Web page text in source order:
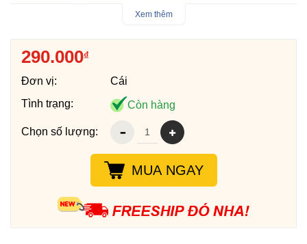
dạng mút giúp lọc gió sạch hơn dạng lọc giấy của Zin, thời gian
sử dụng lâu hơn và có thể thổi bụi vệ sinh lại, khuyến cáo thay
thế khi đi thời gian lâu quá dơ, không nên rửa, giặt.
Lọc gió Uma là hàng chính hãng Uma Racing gắn vừa khít
Xem thêm
290.000₫
Đơn vị:
Cái
Tình trạng:
Còn hàng
Chọn số lượng:
MUA NGAY